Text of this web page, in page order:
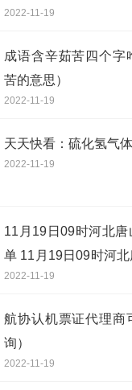
2022-11-19
成语含辛茹苦四个字
苦的意思）
2022-11-19
天天快看：硫化氢气
2022-11-19
11月19日09时河北
单 11月19日09时河
最新通知
2022-11-19
航协认机票证代理商
询）
2022-11-19